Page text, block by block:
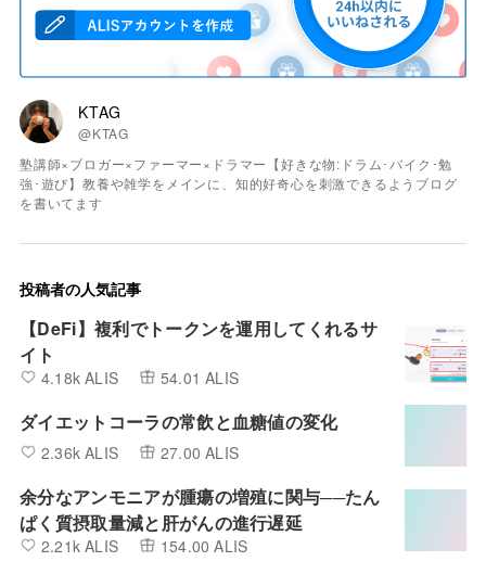
KTAG
@KTAG
塾講師×ブロガー×ファーマー×ドラマー【好きな物:ドラム･バイク･勉
強･遊び】教養や雑学をメインに、知的好奇心を刺激できるようブログ
を書いてます
投稿者の人気記事
【DeFi】複利でトークンを運用してくれるサ
イト
4.18k ALIS 54.01 ALIS
ダイエットコーラの常飲と血糖値の変化
2.36k ALIS 27.00 ALIS
余分なアンモニアが腫瘍の増殖に関与──たん
ぱく質摂取量減と肝がんの進行遅延
2.21k ALIS 154.00 ALIS